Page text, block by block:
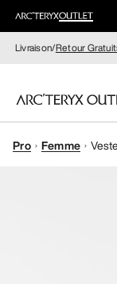
Livraison/Retour
FEMME
Pro Femme